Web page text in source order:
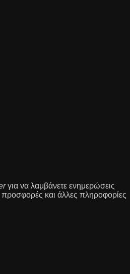
για να λαμβάνετε ενημερώσεις
προσφορές και άλλες πληροφορίες